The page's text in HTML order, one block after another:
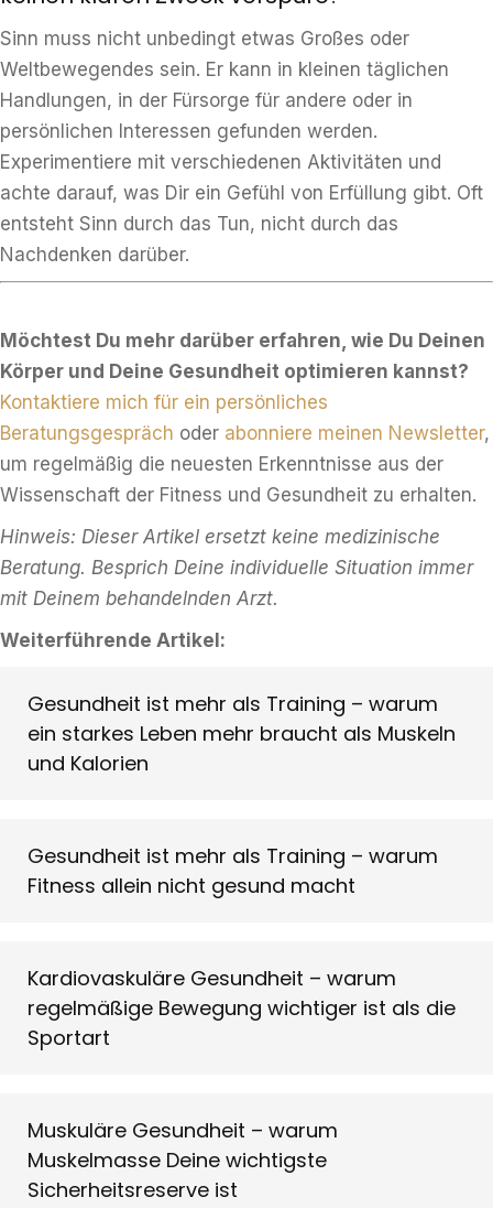
Sinn muss nicht unbedingt etwas Großes oder
Weltbewegendes sein. Er kann in kleinen täglichen
Handlungen, in der Fürsorge für andere oder in
persönlichen Interessen gefunden werden.
Experimentiere mit verschiedenen Aktivitäten und
achte darauf, was Dir ein Gefühl von Erfüllung gibt. Oft
entsteht Sinn durch das Tun, nicht durch das
Nachdenken darüber.
Möchtest Du mehr darüber erfahren, wie Du Deinen
Körper und Deine Gesundheit optimieren kannst?
Kontaktiere mich für ein persönliches
Beratungsgespräch oder abonniere meinen Newsletter,
um regelmäßig die neuesten Erkenntnisse aus der
Wissenschaft der Fitness und Gesundheit zu erhalten.
Hinweis: Dieser Artikel ersetzt keine medizinische
Beratung. Besprich Deine individuelle Situation immer
mit Deinem behandelnden Arzt.
Weiterführende Artikel:
Gesundheit ist mehr als Training – warum
ein starkes Leben mehr braucht als Muskeln
und Kalorien
Gesundheit ist mehr als Training – warum
Fitness allein nicht gesund macht
Kardiovaskuläre Gesundheit – warum
regelmäßige Bewegung wichtiger ist als die
Sportart
Muskuläre Gesundheit – warum
Muskelmasse Deine wichtigste
Sicherheitsreserve ist